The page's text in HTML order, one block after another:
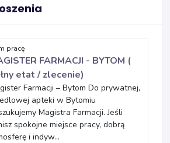
pracę
FARMACJI - BYTOM (
etat / zlecenie)
Farmacji – Bytom Do prywatnej,
apteki w Bytomiu
Magistra Farmacji. Jeśli
spokojne miejsce pracy, dobrą
i indyw...